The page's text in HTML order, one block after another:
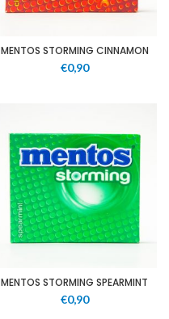
MENTOS STORMING CINNAMON
€0,90
MENTOS STORMING SPEARMINT
€0,90